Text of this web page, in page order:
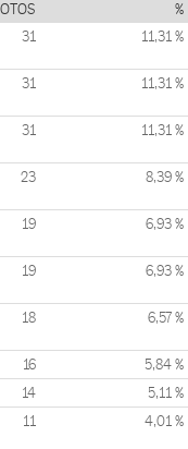
%
31 11,31 %
31 11,31 %
31 11,31 %
23 8,39 %
19 6,93 %
19 6,93 %
18 6,57 %
16 5,84 %
14 5,11 %
11 4,01 %